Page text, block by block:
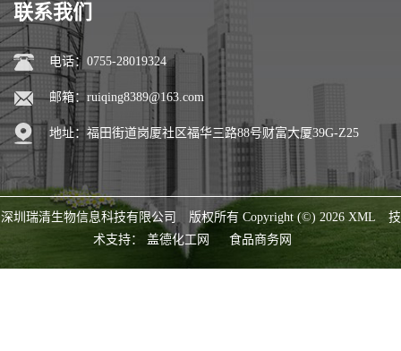
联系我们
电话：0755-28019324
邮箱： ruiqing8389@163.com
地址：福田街道岗厦社区福华三路88号财富大厦39G-Z25
深圳瑞清生物信息科技有限公司 版权所有 Copyright (©) 2026 XML
技
术支持： 盖德化工网 食品商务网